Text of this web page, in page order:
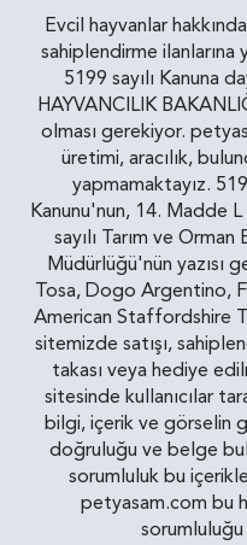
Evcil hayvanlar
sahiplendirme ilanlarına
5199 sayılı Kanuna
HAYVANCILIK
olması gerekiyor.
üretimi, aracılık,
yapmamaktayız.
Kanunu'nun, 14. Madde
sayılı Tarım ve
Müdürlüğü'nün yazısı
Tosa, Dogo Argentino,
American Staffordshire
sitemizde satışı,
takası veya hediye
sitesinde kullanıcılar
bilgi, içerik ve görselin
doğruluğu ve belge
sorumluluk bu
petyasam.com bu